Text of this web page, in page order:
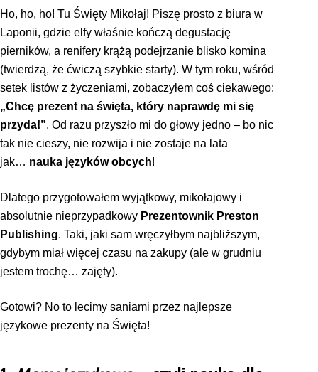
Ho, ho, ho! Tu Święty Mikołaj! Piszę prosto z biura w
Laponii, gdzie elfy właśnie kończą degustację
pierników, a renifery krążą podejrzanie blisko komina
(twierdzą, że ćwiczą szybkie starty). W tym roku, wśród
setek listów z życzeniami, zobaczyłem coś ciekawego:
„Chcę prezent na święta, który naprawdę mi się
przyda!”. Od razu przyszło mi do głowy jedno – bo nic
tak nie cieszy, nie rozwija i nie zostaje na lata
jak… nauka języków obcych!
Dlatego przygotowałem wyjątkowy, mikołajowy i
absolutnie nieprzypadkowy Prezentownik Preston
Publishing. Taki, jaki sam wręczyłbym najbliższym,
gdybym miał więcej czasu na zakupy (ale w grudniu
jestem trochę… zajęty).
Gotowi? No to lecimy saniami przez najlepsze
językowe prezenty na Święta!